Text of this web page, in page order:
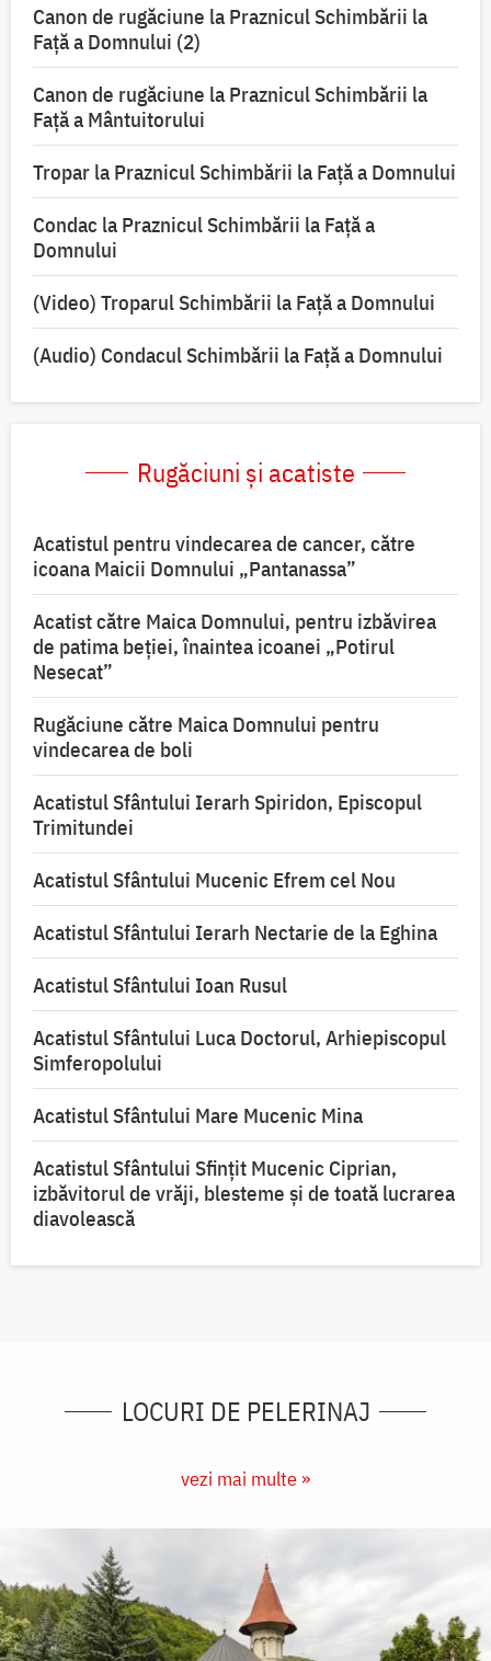
Canon de rugăciune la Praznicul Schimbării la
Faţă a Domnului (2)
Canon de rugăciune la Praznicul Schimbării la
Față a Mântuitorului
Tropar la Praznicul Schimbării la Faţă a Domnului
Condac la Praznicul Schimbării la Faţă a
Domnului
(Video) Troparul Schimbării la Față a Domnului
(Audio) Condacul Schimbării la Față a Domnului
Rugăciuni și acatiste
Acatistul pentru vindecarea de cancer, către
icoana Maicii Domnului „Pantanassa”
Acatist către Maica Domnului, pentru izbăvirea
de patima beției, înaintea icoanei „Potirul
Nesecat”
Rugăciune către Maica Domnului pentru
vindecarea de boli
Acatistul Sfântului Ierarh Spiridon, Episcopul
Trimitundei
Acatistul Sfântului Mucenic Efrem cel Nou
Acatistul Sfântului Ierarh Nectarie de la Eghina
Acatistul Sfântului Ioan Rusul
Acatistul Sfântului Luca Doctorul, Arhiepiscopul
Simferopolului
Acatistul Sfântului Mare Mucenic Mina
Acatistul Sfântului Sfințit Mucenic Ciprian,
izbăvitorul de vrăji, blesteme și de toată lucrarea
diavolească
LOCURI DE PELERINAJ
vezi mai multe »